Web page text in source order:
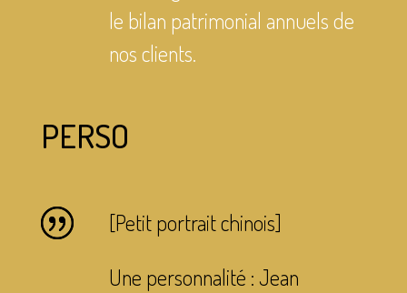
le bilan patrimonial annuels de
nos clients.
PERSO
[Petit portrait chinois]
Une personnalité : Jean